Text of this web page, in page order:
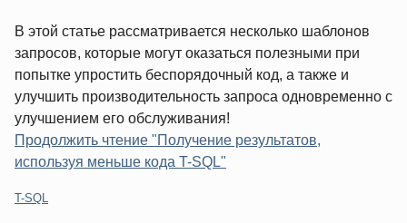
В этой статье рассматривается несколько шаблонов
запросов, которые могут оказаться полезными при
попытке упростить беспорядочный код, а также и
улучшить производительность запроса одновременно с
улучшением его обслуживания!
Продолжить чтение "Получение результатов,
используя меньше кода T-SQL"
Категории:
T-SQL